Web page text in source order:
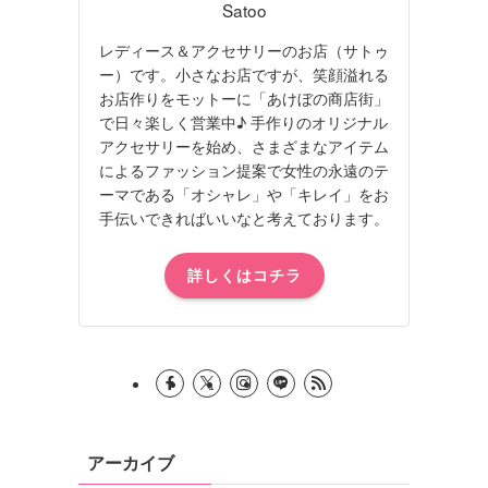
Satoo
レディース＆アクセサリーのお店（サトゥ
ー）です。小さなお店ですが、笑顔溢れる
お店作りをモットーに「あけぼの商店街」
で日々楽しく営業中♪ 手作りのオリジナル
アクセサリーを始め、さまざまなアイテム
によるファッション提案で女性の永遠のテ
ーマである「オシャレ」や「キレイ」をお
手伝いできればいいなと考えております。
詳しくはコチラ
アーカイブ